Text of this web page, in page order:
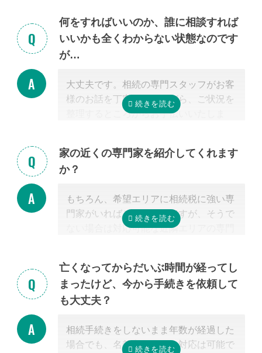
何をすればいいのか、誰に相談すれば
いいかも全くわからない状態なのです
が…
大丈夫です。相続の専門スタッフがお客
様のお話を丁寧に伺いながら、ご状況を
整理するところからお手伝いいたしま
家の近くの専門家を紹介してくれます
か？
もちろん、希望エリアに相続税に強い専
門家がいればご紹介可能ですが、そうで
ない場合は対応可能な近隣エリアの専門
は、自宅近くに事務所があるかではな
く、その士業が相続税に強いかどうかだ
からです。
の必修科目でないことから資格試験を取
る時に選択していない人にとっては専門
亡くなってからだいぶ時間が経ってし
まったけど、今から手続きを依頼して
も大丈夫？
相続手続きをしないまま年数が経過した
場合でも、名義変更などの対応は可能で